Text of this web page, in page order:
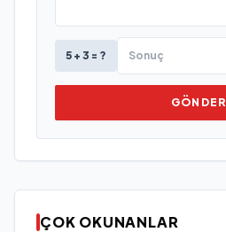
5 + 3 = ?
GÖNDER
ÇOK OKUNANLAR